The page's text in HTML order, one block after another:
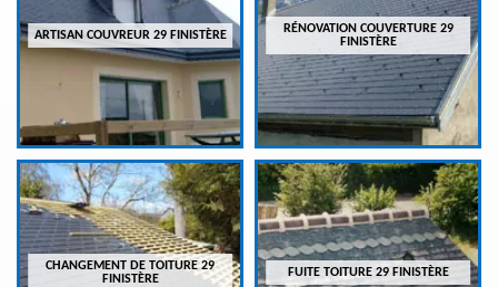
ARTISAN COUVREUR 29 FINISTÈRE
RÉNOVATION COUVERTURE 29
FINISTÈRE
CHANGEMENT DE TOITURE 29
FINISTÈRE
FUITE TOITURE 29 FINISTÈRE